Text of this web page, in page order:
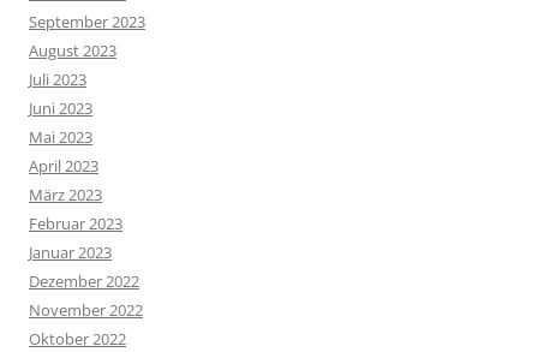
September 2023
August 2023
Juli 2023
Juni 2023
Mai 2023
April 2023
März 2023
Februar 2023
Januar 2023
Dezember 2022
November 2022
Oktober 2022